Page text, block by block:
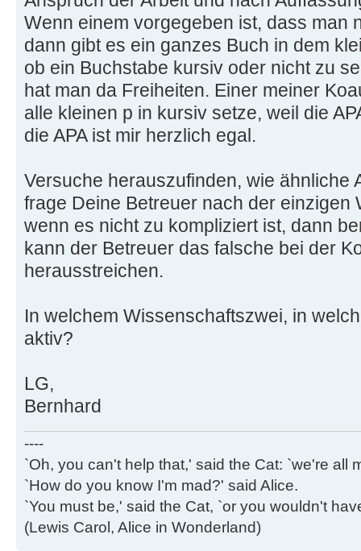
Wenn einem vorgegeben ist, dass man
dann gibt es ein ganzes Buch in dem
ob ein Buchstabe kursiv oder nicht zu
hat man da Freiheiten. Einer meiner
alle kleinen p in kursiv setze, weil die
die APA ist mir herzlich egal.
Versuche herauszufinden, wie ähnliche
frage Deine Betreuer nach der einzigen
wenn es nicht zu kompliziert ist, dann
kann der Betreuer das falsche bei der
herausstreichen.
In welchem Wissenschaftszwei, in
aktiv?
LG,
Bernhard
----
`Oh, you can't help that,' said the Cat: `we're all
`How do you know I'm mad?' said Alice.
`You must be,' said the Cat, `or you wouldn't
(Lewis Carol, Alice in Wonderland)